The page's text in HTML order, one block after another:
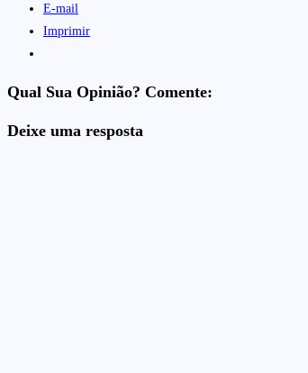
E-mail
Imprimir
Qual Sua Opinião? Comente:
Deixe uma resposta